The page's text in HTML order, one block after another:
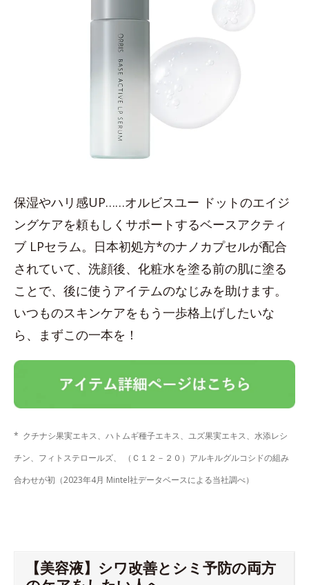
保湿やハリ感UP……オルビスユー ドットのエイジ
ングケアを頼もしくサポートするベースアクティ
ブ LPセラム。日本初処方*のナノカプセルが配合
されていて、洗顔後、化粧水を塗る前の肌に塗る
ことで、後に使うアイテムのなじみを助けます。
いつものスキンケアをもう一歩格上げしたいな
ら、まずこの一本を！
* クチナシ果実エキス、ハトムギ種子エキス、ユズ果実エキス、水添レシ
チン、フィトステロールズ、 （Ｃ１２－２０）アルキルグルコシドの組み
合わせが初（2023年4月 Mintel社データベースによる当社調べ）
【美容液】シワ改善とシミ予防の両方